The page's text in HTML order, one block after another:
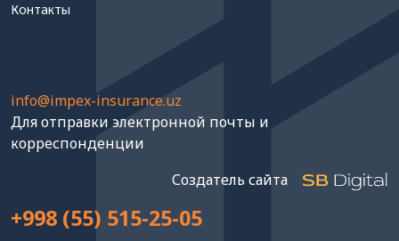
+998 (55) 515-25-05
Контакты
info@impex-insurance.uz
Для отправки электронной почты и
корреспонденции
Создатель сайта